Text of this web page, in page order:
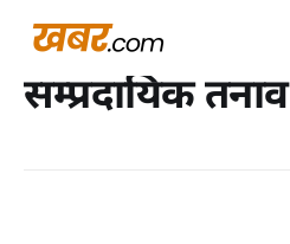
सम्प्रदायिक तनाव